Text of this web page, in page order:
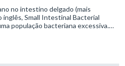
no intestino delgado (mais
inglês, Small Intestinal Bacterial
população bacteriana excessiva.